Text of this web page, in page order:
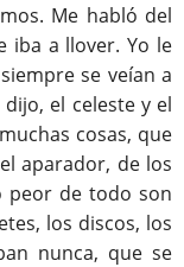
Me habló del
iba a llover. Yo le
se veían a
el celeste y el
cosas, que
aparador, de los
peor de todo son
los discos, los
nunca, que se